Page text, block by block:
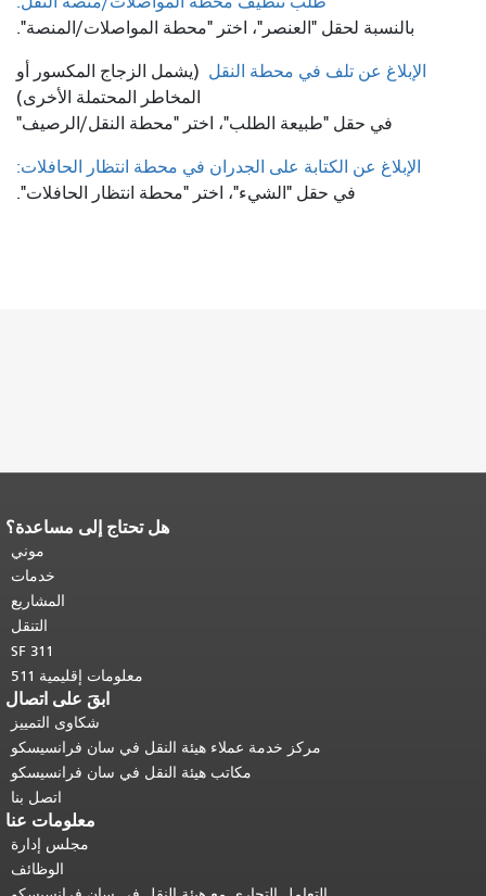
بالنسبة لحقل "العنصر"، اختر "محطة المواصلات/المنصة".
الإبلاغ عن تلف في محطة النقل (يشمل الزجاج المكسور أو
المخاطر المحتملة الأخرى)
في حقل "طبيعة الطلب"، اختر "محطة النقل/الرصيف"
الإبلاغ عن الكتابة على الجدران في محطة انتظار الحافلات:
في حقل "الشيء"، اختر "محطة انتظار الحافلات".
هل تحتاج إلى مساعدة؟
موني
خدمات
المشاريع
التنقل
SF 311
معلومات إقليمية 511
ابقَ على اتصال
شكاوى التمييز
مركز خدمة عملاء هيئة النقل في سان فرانسيسكو
مكاتب هيئة النقل في سان فرانسيسكو
اتصل بنا
معلومات عنا
مجلس إدارة
الوظائف